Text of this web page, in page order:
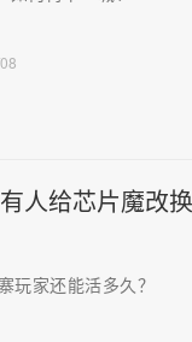
人给芯片魔改
玩家还能活多久？